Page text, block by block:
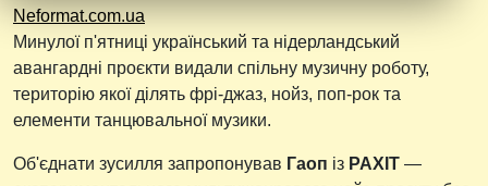
Neformat.com.ua
Минулої п'ятниці український та нідерландський
авангардні проєкти видали спільну музичну роботу,
територію якої ділять фрі-джаз, нойз, поп-рок та
елементи танцювальної музики.
Об'єднати зусилля запропонував Гаоп із PAXIT —